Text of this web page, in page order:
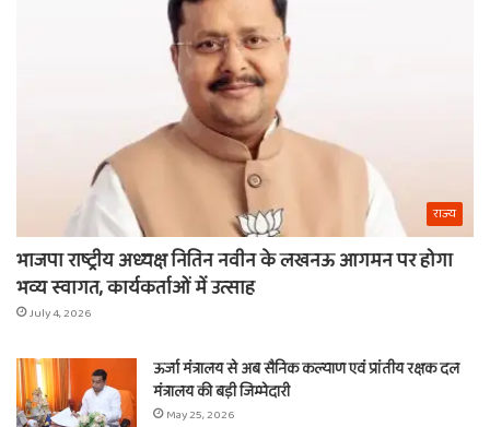
राज्य
भाजपा राष्ट्रीय अध्यक्ष नितिन नवीन के लखनऊ आगमन पर होगा
भव्य स्वागत, कार्यकर्ताओं में उत्साह
July 4, 2026
ऊर्जा मंत्रालय से अब सैनिक कल्याण एवं प्रांतीय रक्षक दल
मंत्रालय की बड़ी जिम्मेदारी
May 25, 2026